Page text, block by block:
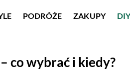
PODRÓŻE ZAKUPY
co wybrać i kiedy?